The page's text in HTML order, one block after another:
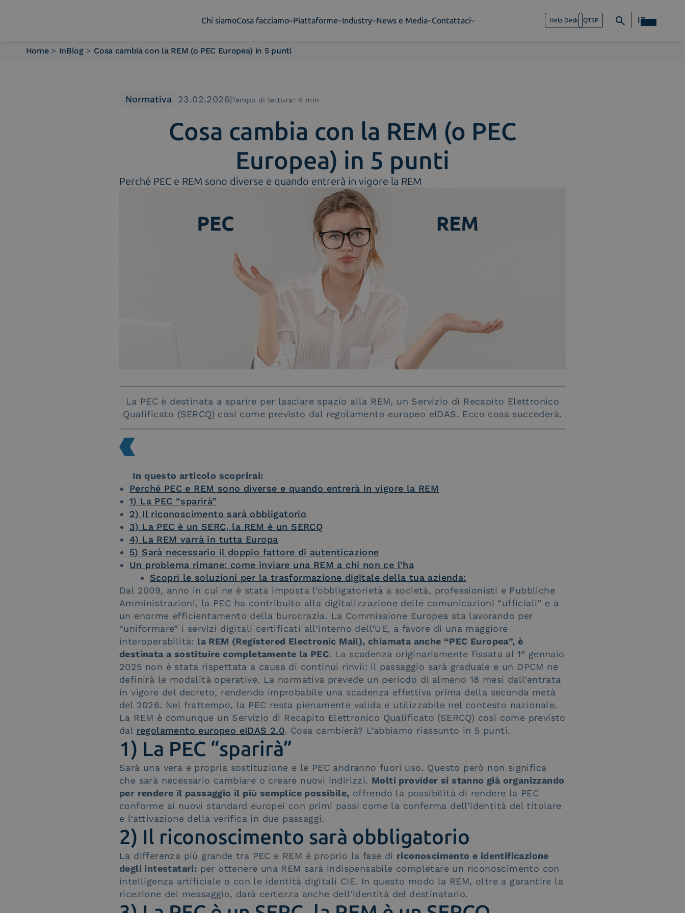
Chi siamoCosa facciamo Piattaforme Industry News e Media Contattaci Help Desk QTSP IT
Home > InBlog > Cosa cambia con la REM (o PEC Europea) in 5 punti
Normativa 23.02.2026|Tempo di lettura: 4 min
Cosa cambia con la REM (o PEC
Europea) in 5 punti
Perché PEC e REM sono diverse e quando entrerà in vigore la REM
La PEC è destinata a sparire per lasciare spazio alla REM, un Servizio di Recapito Elettronico
Qualificato (SERCQ) così come previsto dal regolamento europeo eIDAS. Ecco cosa succederà.
In questo articolo scoprirai:
Perché PEC e REM sono diverse e quando entrerà in vigore la REM
1) La PEC “sparirà”
2) Il riconoscimento sarà obbligatorio
3) La PEC è un SERC, la REM è un SERCQ
4) La REM varrà in tutta Europa
5) Sarà necessario il doppio fattore di autenticazione
Un problema rimane: come inviare una REM a chi non ce l’ha
Scopri le soluzioni per la trasformazione digitale della tua azienda:
Dal 2009, anno in cui ne è stata imposta l’obbligatorietà a società, professionisti e Pubbliche
Amministrazioni, la PEC ha contribuito alla digitalizzazione delle comunicazioni “ufficiali” e a
un enorme efficientamento della burocrazia. La Commissione Europea sta lavorando per
“uniformare” i servizi digitali certificati all’interno dell’UE, a favore di una maggiore
interoperabilità: la REM (Registered Electronic Mail), chiamata anche “PEC Europea”, è
destinata a sostituire completamente la PEC. La scadenza originariamente fissata al 1° gennaio
2025 non è stata rispettata a causa di continui rinvii: il passaggio sarà graduale e un DPCM ne
definirà le modalità operative. La normativa prevede un periodo di almeno 18 mesi dall’entrata
in vigore del decreto, rendendo improbabile una scadenza effettiva prima della seconda metà
del 2026. Nel frattempo, la PEC resta pienamente valida e utilizzabile nel contesto nazionale.
La REM è comunque un Servizio di Recapito Elettronico Qualificato (SERCQ) così come previsto
dal regolamento europeo eIDAS 2.0. Cosa cambierà? L’abbiamo riassunto in 5 punti.
1) La PEC “sparirà”
Sarà una vera e propria sostituzione e le PEC andranno fuori uso. Questo però non significa
che sarà necessario cambiare o creare nuovi indirizzi. Molti provider si stanno già organizzando
per rendere il passaggio il più semplice possibile, offrendo la possibilità di rendere la PEC
conforme ai nuovi standard europei con primi passi come la conferma dell’identità del titolare
e l’attivazione della verifica in due passaggi.
2) Il riconoscimento sarà obbligatorio
La differenza più grande tra PEC e REM è proprio la fase di riconoscimento e identificazione
degli intestatari: per ottenere una REM sarà indispensabile completare un riconoscimento con
intelligenza artificiale o con le identità digitali CIE. In questo modo la REM, oltre a garantire la
ricezione del messaggio, darà certezza anche dell’identità del destinatario.